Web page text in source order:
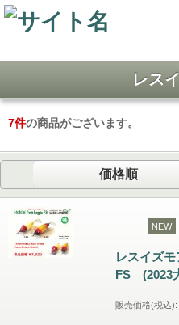
レス
7件の商品がございます。
価格順
NEW
レスイズ
FS (2023
販売価格(税込):